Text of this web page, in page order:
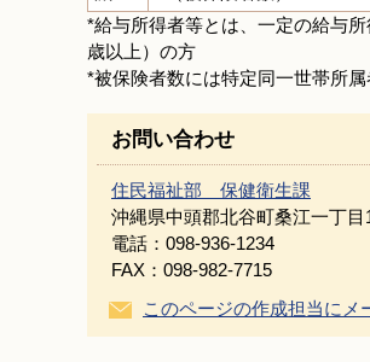
*給与所得者等とは、一定の給与
歳以上）の方
*被保険者数には特定同一世帯所属
お問い合わせ
住民福祉部 保健衛生課
沖縄県中頭郡北谷町桑江一丁目
電話：098-936-1234
FAX：098-982-7715
このページの作成担当にメ